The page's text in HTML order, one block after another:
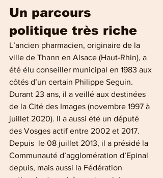
Un parcours
politique très riche
L’ancien pharmacien, originaire de la
ville de Thann en Alsace (Haut-Rhin), a
été élu conseiller municipal en 1983 aux
côtés d’un certain Philippe Seguin.
Durant 23 ans, il a veillé aux destinées
de la Cité des Images (novembre 1997 à
juillet 2020). Il a aussi été un député
des Vosges actif entre 2002 et 2017.
Depuis  le 08 juillet 2013, il a présidé la
Communauté d’agglomération d’Epinal
depuis, mais aussi la Fédération